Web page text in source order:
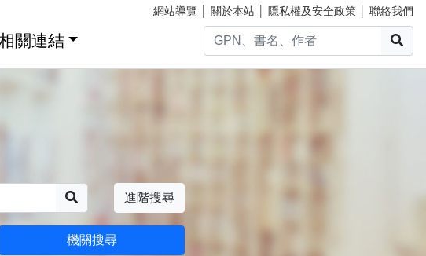
網站導覽 關於本站 隱私權及安全政策 聯絡我們
關連結
進階搜尋
機關搜尋